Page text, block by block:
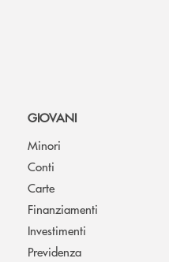
GIOVANI
Minori
Conti
Carte
Finanziamenti
Investimenti
Previdenza